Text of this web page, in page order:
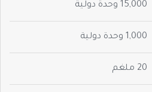
15,000 وحدة دولية
1,000 وحدة دولية
20 ملغم